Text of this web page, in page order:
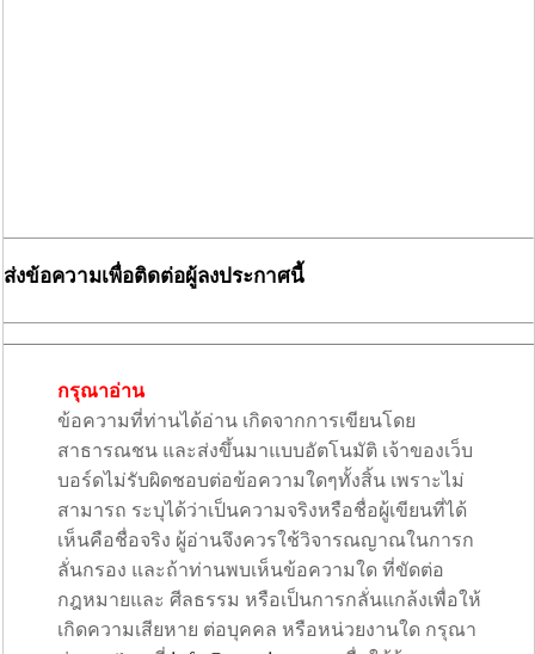
ส่งข้อความเพื่อติดต่อผู้ลงประกาศนี้
กรุณาอ่าน
ข้อความที่ท่านได้อ่าน เกิดจากการเขียนโดย
สาธารณชน และส่งขึ้นมาแบบอัตโนมัติ เจ้าของเว็บ
บอร์ดไม่รับผิดชอบต่อข้อความใดๆทั้งสิ้น เพราะไม่
สามารถ ระบุได้ว่าเป็นความจริงหรือชื่อผู้เขียนที่ได้
เห็นคือชื่อจริง ผู้อ่านจึงควรใช้วิจารณญาณในการก
ลั่นกรอง และถ้าท่านพบเห็นข้อความใด ที่ขัดต่อ
กฎหมายและ ศีลธรรม หรือเป็นการกลั่นแกล้งเพื่อให้
เกิดความเสียหาย ต่อบุคคล หรือหน่วยงานใด กรุณา